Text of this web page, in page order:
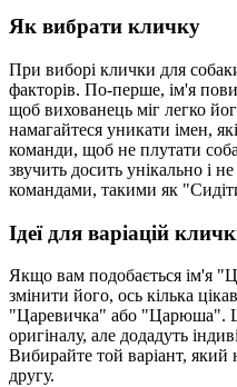
Як вибрати кличку
При виборі клички для
факторів. По-перше, ім'я
щоб вихованець міг легко
намагайтеся уникати імен,
команди, щоб не плутати
звучить досить унікально і
командами, такими як
Ідеї для варіацій
Якщо вам подобається ім'я
змінити його, ось кілька
"Царевичка" або "Царюша". Ці
оригіналу, але додадуть
Вибирайте той варіант,
другу.